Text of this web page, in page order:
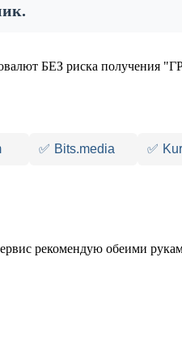
БЕЗ риска получения
✅ Bits.media ✅
рекомендую обеими